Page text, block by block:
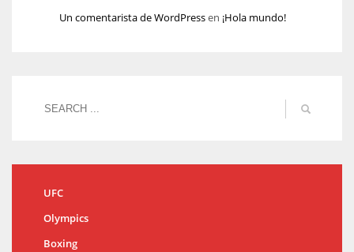
Un comentarista de WordPressen ¡Hola mundo!
UFC
Olympics
Boxing